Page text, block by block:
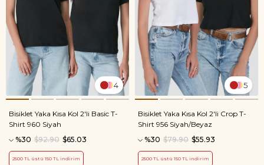
4
Bisiklet Yaka Kısa Kol 2'li Basic T-
Shirt 960 Siyah
%30
$65.03
$92.90
2500 TL üstü 150 TL indirim
5
Bisiklet Yaka Kısa Kol 2'li Crop T-
Shirt 956 Siyah/Beyaz
%30
$55.93
$79.90
2500 TL üstü 150 TL indirim